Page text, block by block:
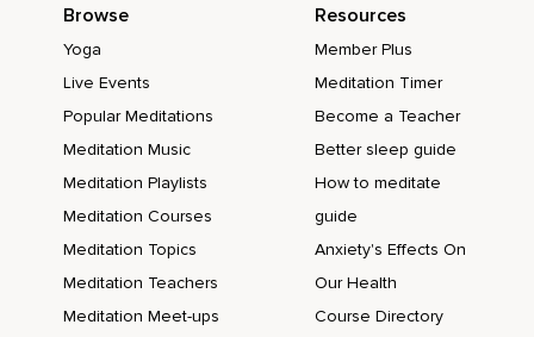
Sentí,
Como decimos en México,
Que me movieron el tapete y me lo quitaron por debajo de
los pies,
Como si se hubiera acabado mi propósito de vida,
Claro,
Browse
Yoga
Live Events
Popular Meditations
Meditation Music
Meditation Playlists
Meditation Courses
Meditation Topics
Meditation Teachers
Meditation Meet-ups
Resources
Member Plus
Meditation Timer
Become a Teacher
Better sleep guide
How to meditate
guide
Anxiety's Effects On
Our Health
Course Directory